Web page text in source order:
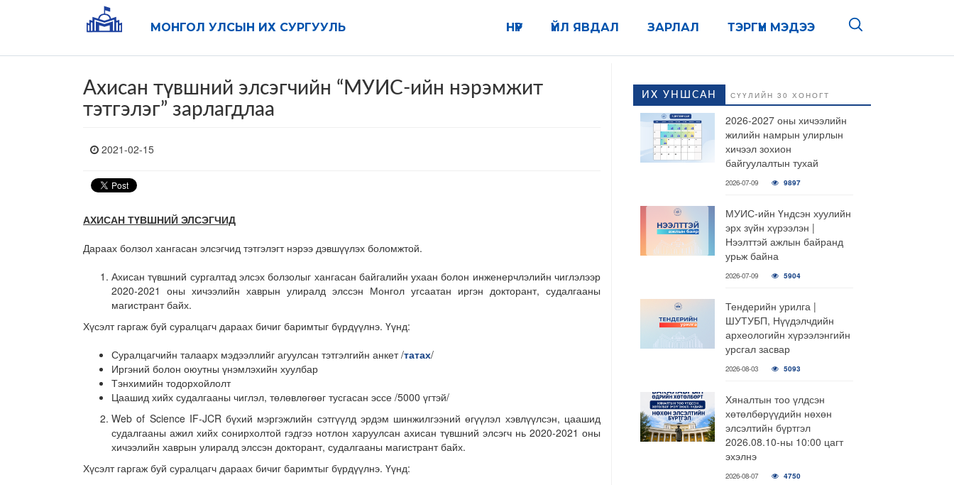
МОНГОЛ УЛСЫН ИХ СУРГУУЛЬ ТЭРГҮҮН МЭДЭЭ
ЗАРЛАЛ
ҮЙЛ ЯВДАЛ
НҮҮР
Ахисан түвшний элсэгчийн “МУИС-ийн нэрэмжит
тэтгэлэг” зарлагдлаа
2021-02-15
АХИСАН ТҮВШНИЙ ЭЛСЭГЧИД
Дараах болзол хангасан элсэгчид тэтгэлэгт нэрээ дэвшүүлэх боломжтой.
Ахисан түвшний сургалтад элсэх болзолыг хангасан байгалийн ухаан болон инженерчлэлийн чиглэлээр
2020-2021 оны хичээлийн хаврын улиралд элссэн Монгол угсаатан иргэн докторант, судалгааны
магистрант байх.
Хүсэлт гаргаж буй суралцагч дараах бичиг баримтыг бүрдүүлнэ. Үүнд:
Суралцагчийн талаарх мэдээллийг агуулсан тэтгэлгийн анкет /татах/
Иргэний болон оюутны үнэмлэхийн хуулбар
Тэнхимийн тодорхойлолт
Цаашид хийх судалгааны чиглэл, төлөвлөгөөг тусгасан эссе /5000 үгтэй/
Web of Science IF-JCR бүхий мэргэжлийн сэтгүүлд эрдэм шинжилгээний өгүүлэл хэвлүүлсэн, цаашид
судалгааны ажил хийх сонирхолтой гэдгээ нотлон харуулсан ахисан түвшний элсэгч нь 2020-2021 оны
хичээлийн хаврын улиралд элссэн докторант, судалгааны магистрант байх.
Хүсэлт гаргаж буй суралцагч дараах бичиг баримтыг бүрдүүлнэ. Үүнд:
ИХ УНШСАН СҮҮЛИЙН 30 ХОНОГТ
2026-2027 оны хичээлийн
жилийн намрын улирлын
хичээл зохион
байгуулалтын тухай
2026-07-09 9897
МУИС-ийн Үндсэн хуулийн
эрх зүйн хүрээлэн |
Нээлттэй ажлын байранд
урьж байна
2026-07-09 5904
Тендерийн урилга |
ШУТУБП, Нүүдэлчдийн
археологийн хүрээлэнгийн
урсгал засвар
2026-08-03 5093
Хяналтын тоо үлдсэн
хөтөлбөрүүдийн нөхөн
элсэлтийн бүртгэл
2026.08.10-ны 10:00 цагт
эхэлнэ
2026-08-07 4750